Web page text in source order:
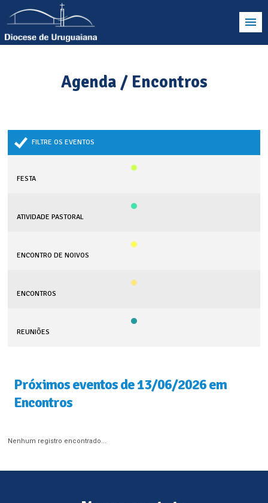
Agenda / Encontros
FILTRE OS EVENTOS
FESTA
ATIVIDADE PASTORAL
ENCONTRO DE NOIVOS
ENCONTROS
REUNIÕES
Próximos eventos de 13/06/2026 em
Encontros
Nenhum registro encontrado...